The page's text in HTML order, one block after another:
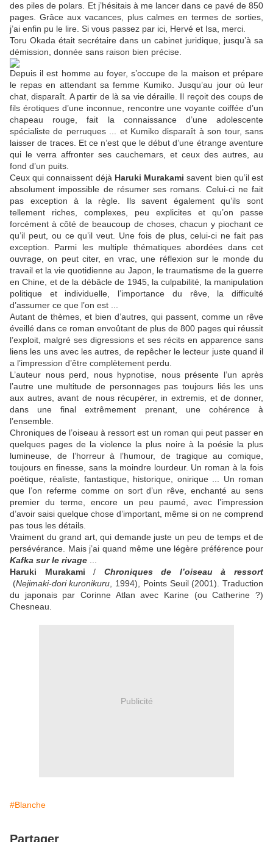
des piles de polars. Et j’hésitais à me lancer dans ce pavé de 850
pages. Grâce aux vacances, plus calmes en termes de sorties,
j’ai enfin pu le lire. Si vous passez par ici, Hervé et Isa, merci.
Toru Okada était secrétaire dans un cabinet juridique, jusqu’à sa
démission, donnée sans raison bien précise.
Depuis il est homme au foyer, s’occupe de la maison et prépare
le repas en attendant sa femme Kumiko. Jusqu’au jour où leur
chat, disparaît. A partir de là sa vie déraille. Il reçoit des coups de
fils érotiques d’une inconnue, rencontre une voyante coiffée d’un
chapeau rouge, fait la connaissance d’une adolescente
spécialiste de perruques ... et Kumiko disparaît à son tour, sans
laisser de traces. Et ce n’est que le début d’une étrange aventure
qui le verra affronter ses cauchemars, et ceux des autres, au
fond d’un puits.
Ceux qui connaissent déjà Haruki Murakami savent bien qu’il est
absolument impossible de résumer ses romans. Celui-ci ne fait
pas exception à la règle. Ils savent également qu’ils sont
tellement riches, complexes, peu explicites et qu’on passe
forcément à côté de beaucoup de choses, chacun y piochant ce
qu’il peut, ou ce qu’il veut. Une fois de plus, celui-ci ne fait pas
exception. Parmi les multiple thématiques abordées dans cet
ouvrage, on peut citer, en vrac, une réflexion sur le monde du
travail et la vie quotidienne au Japon, le traumatisme de la guerre
en Chine, et de la débâcle de 1945, la culpabilité, la manipulation
politique et individuelle, l’importance du rêve, la difficulté
d’assumer ce que l’on est ...
Autant de thèmes, et bien d’autres, qui passent, comme un rêve
éveillé dans ce roman envoûtant de plus de 800 pages qui réussit
l’exploit, malgré ses digressions et ses récits en apparence sans
liens les uns avec les autres, de repêcher le lecteur juste quand il
a l’impression d’être complètement perdu.
L’auteur nous perd, nous hypnotise, nous présente l’un après
l’autre une multitude de personnages pas toujours liés les uns
aux autres, avant de nous récupérer, in extremis, et de donner,
dans une final extrêmement prenant, une cohérence à
l’ensemble.
Chroniques de l’oiseau à ressort est un roman qui peut passer en
quelques pages de la violence la plus noire à la poésie la plus
lumineuse, de l’horreur à l’humour, de tragique au comique,
toujours en finesse, sans la moindre lourdeur. Un roman à la fois
poétique, réaliste, fantastique, historique, onirique ... Un roman
que l’on referme comme on sort d’un rêve, enchanté au sens
premier du terme, encore un peu paumé, avec l’impression
d’avoir saisi quelque chose d’important, même si on ne comprend
pas tous les détails.
Vraiment du grand art, qui demande juste un peu de temps et de
persévérance. Mais j’ai quand même une légère préférence pour
Kafka sur le rivage
Haruki Murakami / Chroniques de l’oiseau à ressort
(Nejimaki-dori kuronikuru , 1994), Points Seuil (2001). Traduction
du japonais par Corinne Atlan avec Karine (ou Catherine ?)
Chesneau.
Publicité
#Blanche
Partager